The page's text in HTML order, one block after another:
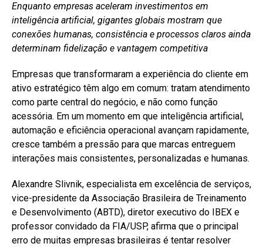
Enquanto empresas aceleram investimentos em
inteligência artificial, gigantes globais mostram que
conexões humanas, consistência e processos claros ainda
determinam fidelização e vantagem competitiva
Empresas que transformaram a experiência do cliente em
ativo estratégico têm algo em comum: tratam atendimento
como parte central do negócio, e não como função
acessória. Em um momento em que inteligência artificial,
automação e eficiência operacional avançam rapidamente,
cresce também a pressão para que marcas entreguem
interações mais consistentes, personalizadas e humanas.
Alexandre Slivnik, especialista em excelência de serviços,
vice-presidente da Associação Brasileira de Treinamento
e Desenvolvimento (ABTD), diretor executivo do IBEX e
professor convidado da FIA/USP, afirma que o principal
erro de muitas empresas brasileiras é tentar resolver